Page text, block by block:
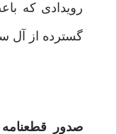
رویدادی که
گسترده از آل